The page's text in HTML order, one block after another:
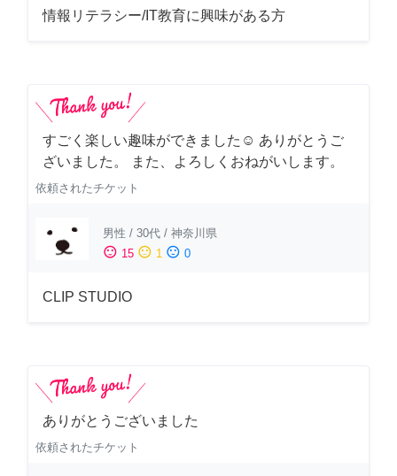
情報リテラシー/IT教育に興味がある方
すごく楽しい趣味ができました☺︎ ありがとうご
ざいました。 また、よろしくおねがいします。
依頼されたチケット
男性 / 30代 / 神奈川県
sentiment_satisfied 15 sentiment_neutral 1 sentiment_dissatisfied 0
CLIP STUDIO
ありがとうございました
依頼されたチケット